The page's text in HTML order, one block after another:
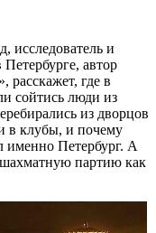
исследователь и
автор
расскажет, где в
сойтись люди из
из дворцов
в клубы, и почему
именно Петербург. А
партию как